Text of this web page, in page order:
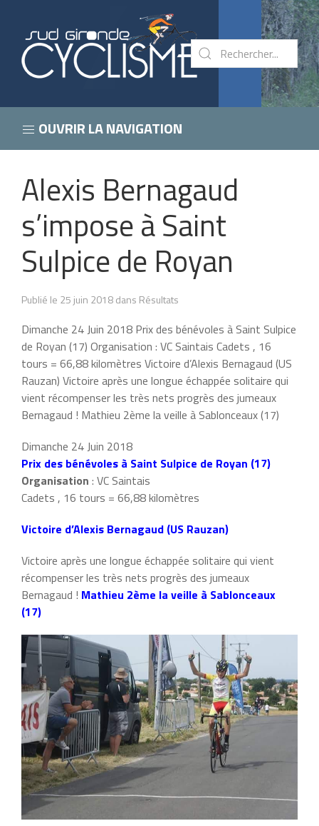
OUVRIR LA NAVIGATION
Alexis Bernagaud
s’impose à Saint
Sulpice de Royan
Publié le 25 juin 2018 dans Résultats
Dimanche 24 Juin 2018 Prix des bénévoles à Saint Sulpice
de Royan (17) Organisation : VC Saintais Cadets , 16
tours = 66,88 kilomètres Victoire d’Alexis Bernagaud (US
Rauzan) Victoire après une longue échappée solitaire qui
vient récompenser les très nets progrès des jumeaux
Bernagaud ! Mathieu 2ème la veille à Sablonceaux (17)
Dimanche 24 Juin 2018
Prix des bénévoles à Saint Sulpice de Royan (17)
Organisation : VC Saintais
Cadets , 16 tours = 66,88 kilomètres
Victoire d’Alexis Bernagaud (US Rauzan)
Victoire après une longue échappée solitaire qui vient
récompenser les très nets progrès des jumeaux
Bernagaud ! Mathieu 2ème la veille à Sablonceaux
(17)